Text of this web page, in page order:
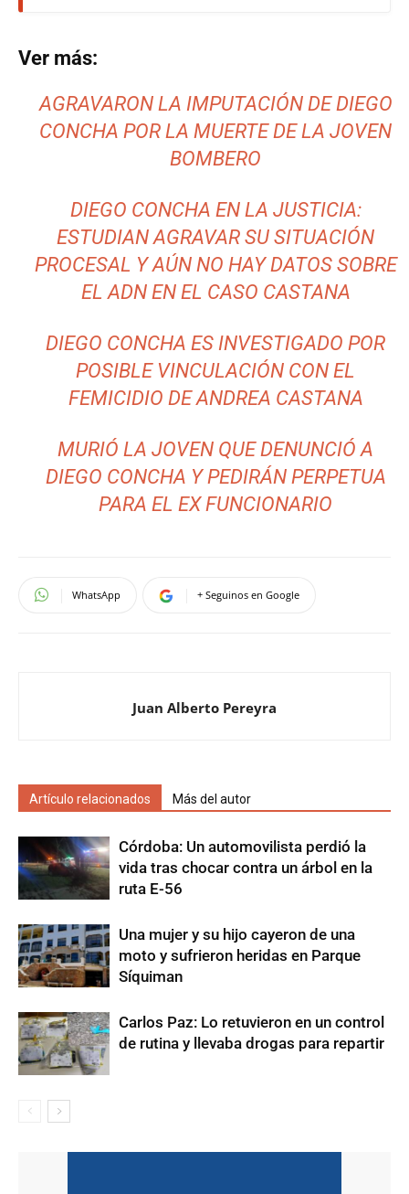
Ver más:
AGRAVARON LA IMPUTACIÓN DE DIEGO
CONCHA POR LA MUERTE DE LA JOVEN
BOMBERO
DIEGO CONCHA EN LA JUSTICIA:
ESTUDIAN AGRAVAR SU SITUACIÓN
PROCESAL Y AÚN NO HAY DATOS SOBRE
EL ADN EN EL CASO CASTANA
DIEGO CONCHA ES INVESTIGADO POR
POSIBLE VINCULACIÓN CON EL
FEMICIDIO DE ANDREA CASTANA
MURIÓ LA JOVEN QUE DENUNCIÓ A
DIEGO CONCHA Y PEDIRÁN PERPETUA
PARA EL EX FUNCIONARIO
WhatsApp + Seguinos en Google
Juan Alberto Pereyra
Artículo relacionados Más del autor
Córdoba: Un automovilista perdió la
vida tras chocar contra un árbol en la
ruta E-56
Una mujer y su hijo cayeron de una
moto y sufrieron heridas en Parque
Síquiman
Carlos Paz: Lo retuvieron en un control
de rutina y llevaba drogas para repartir